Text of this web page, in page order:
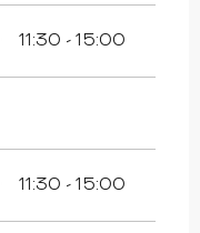
11:30 - 15:00
11:30 - 15:00